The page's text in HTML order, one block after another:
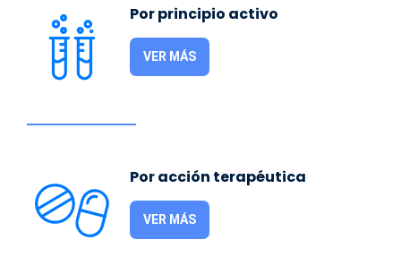
Por principio activo
VER MÁS
Por acción terapéutica
VER MÁS